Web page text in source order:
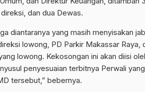
dan dua Dewas.
diantaranya yang masih menyisakan
lowong, PD Parkir Makassar
lowong. Kekosongan ini akan diisi
penyesuaian terbitnya Perwali
tersebut,” bebernya.